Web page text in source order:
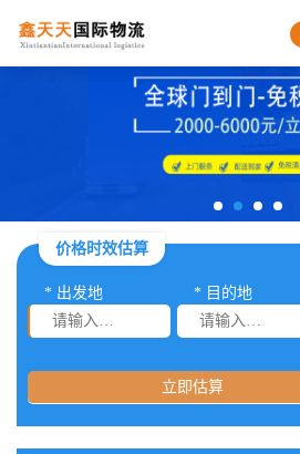
价格时效估算
* 出发地 * 目的地
立即估算